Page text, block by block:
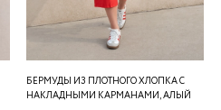
БЕРМУДЫ ИЗ ПЛОТНОГО ХЛОПКА С
НАКЛАДНЫМИ КАРМАНАМИ, АЛЫЙ